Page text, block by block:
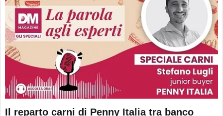
Il reparto carni di Penny Italia tra banco